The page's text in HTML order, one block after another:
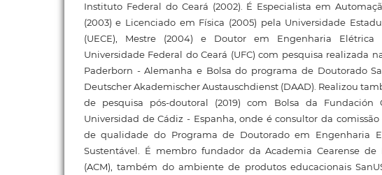
Instituto Federal do Ceará (2002). É Especialista em
(2003) e Licenciado em Física (2005) pela Universidade
(UECE), Mestre (2004) e Doutor em Engenharia Elétrica
Universidade Federal do Ceará (UFC) com pesquisa realizada
Paderborn - Alemanha e Bolsa do programa de Doutorado
Deutscher Akademischer Austauschdienst (DAAD). Realizou
de pesquisa pós-doutoral (2019) com Bolsa da Fundación
Universidad de Cádiz - Espanha, onde é consultor da
de qualidade do Programa de Doutorado em Engenharia
Sustentável. É membro fundador da Academia Cearense de
(ACM), também do ambiente de produtos educacionais